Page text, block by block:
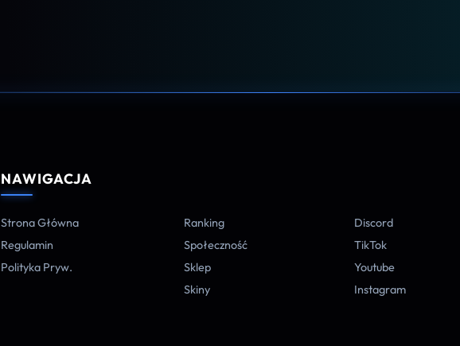
NAWIGACJA
Strona Główna
Regulamin
Polityka Pryw.
Ranking
Społeczność
Sklep
Skiny
Discord
TikTok
Youtube
Instagram